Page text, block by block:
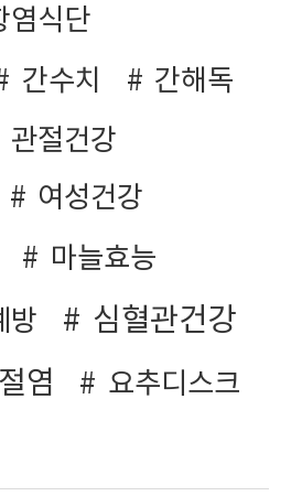
염식단
간수치
간해독
관절건강
여성건강
마늘효능
방
심혈관건강
염
요추디스크